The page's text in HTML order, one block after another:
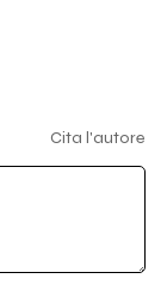
Cita l'autore